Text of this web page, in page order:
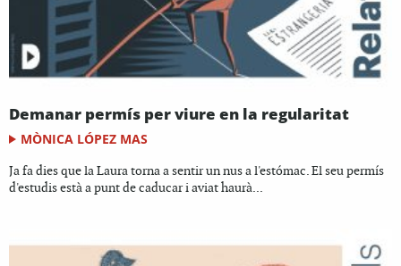
Demanar permís per viure en la regularitat
MÒNICA LÓPEZ MAS
Ja fa dies que la Laura torna a sentir un nus a l'estómac. El seu permís
d'estudis està a punt de caducar i aviat haurà...